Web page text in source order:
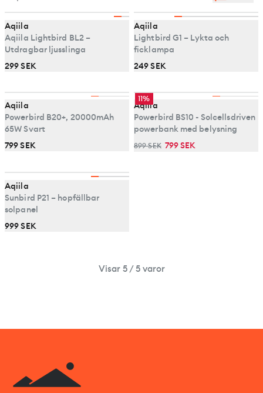
Aqiila
Aqiila Lightbird BL2 –
Utdragbar ljusslinga
299 SEK
Aqiila
Lightbird G1 – Lykta och
ficklampa
249 SEK
Aqiila
Powerbird B20+, 20000mAh
65W Svart
799 SEK
11%
Aqiila
Powerbird BS10 - Solcellsdriven
powerbank med belysning
899 SEK 799 SEK
Aqiila
Sunbird P21 – hopfällbar
solpanel
999 SEK
Visar 5 / 5 varor